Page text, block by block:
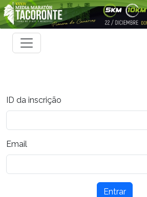
ID da inscrição
Email
Entrar